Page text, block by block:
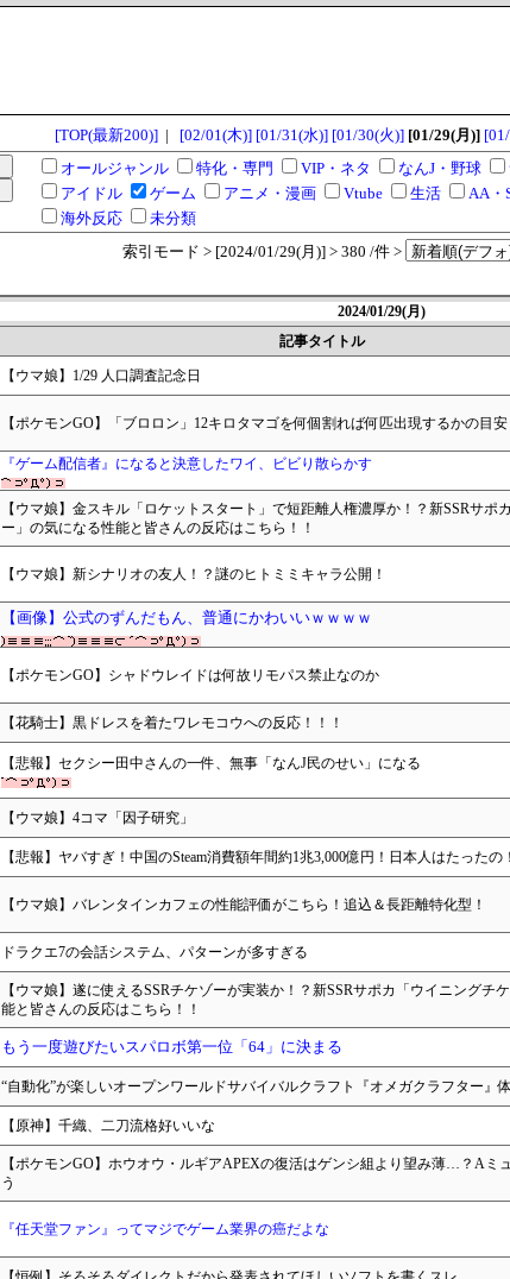
[TOP(最新200)]| [02/01(木)] [01/31(水)] [01/30(火)] [01/29(月)]
オールジャンル
特化・専門 VIP・ネタ なんJ・野球
アイドル
ゲーム アニメ・漫画 Vtube 生活 AA・
海外反応
未分類
索引モード > [2024/01/29(月)] > 380 /件 >
2024/01/29(月)
記事タイトル
【ウマ娘】1/29 人口調査記念日
【ポケモンGO】「ブロロン」12キロタマゴを何個割れば何匹出現するかの目安
『ゲーム配信者』になると決意したワイ、ビビり散らかす
【ウマ娘】金スキル「ロケットスタート」で短距離人権濃厚か！？新SSRサポ
ー」の気になる性能と皆さんの反応はこちら！！
【ウマ娘】新シナリオの友人！？謎のヒトミミキャラ公開！
【画像】公式のずんだもん、普通にかわいいｗｗｗｗ
【ポケモンGO】シャドウレイドは何故リモパス禁止なのか
【花騎士】黒ドレスを着たワレモコウへの反応！！！
【悲報】セクシー田中さんの一件、無事「なんJ民のせい」になる
【ウマ娘】4コマ「因子研究」
【悲報】ヤバすぎ！中国のSteam消費額年間約1兆3,000億円！日本人はたったの
【ウマ娘】バレンタインカフェの性能評価がこちら！追込＆長距離特化型！
ドラクエ7の会話システム、パターンが多すぎる
【ウマ娘】遂に使えるSSRチケゾーが実装か！？新SSRサポカ「ウイニングチ
能と皆さんの反応はこちら！！
もう一度遊びたいスパロボ第一位「64」に決まる
“自動化”が楽しいオープンワールドサバイバルクラフト『オメガクラフター』
【原神】千織、二刀流格好いいな
【ポケモンGO】ホウオウ・ルギアAPEXの復活はゲンシ組より望み薄…？Aミ
う
『任天堂ファン』ってマジでゲーム業界の癌だよな